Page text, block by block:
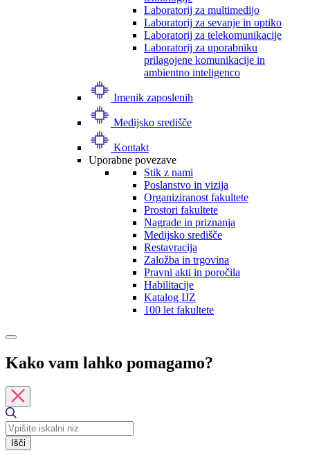
Laboratorij za multimedijo
Laboratorij za sevanje in optiko
Laboratorij za telekomunikacije
Laboratorij za uporabniku
prilagojene komunikacije in
ambientno inteligenco
Imenik zaposlenih
Medijsko središče
Kontakt
Uporabne povezave
Stik z nami
Poslanstvo in vizija
Organiziranost fakultete
Prostori fakultete
Nagrade in priznanja
Medijsko središče
Restavracija
Založba in trgovina
Pravni akti in poročila
Habilitacije
Katalog IJZ
100 let fakultete
Kako vam lahko pomagamo?
Išči